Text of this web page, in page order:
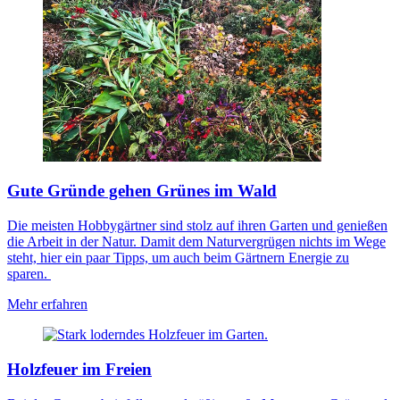
Gute Gründe gehen Grünes im Wald
Die meisten Hobbygärtner sind stolz auf ihren Garten und genießen
die Arbeit in der Natur. Damit dem Naturvergrügen nichts im Wege
steht, hier ein paar Tipps, um auch beim Gärtnern Energie zu
sparen.
Mehr erfahren
Holzfeuer im Freien